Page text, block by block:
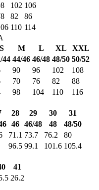
102 106
82
86
110 114
S M L XL
XXL
44 44/46 46/48 48/50 50/52
90 96 102
108
70 76 82
88
98 104 110
116
28 29 30
31
46 46/48 48
48/50
71.1 73.7 76.2
80
96.5 99.1 101.6 105.4
41
26.2